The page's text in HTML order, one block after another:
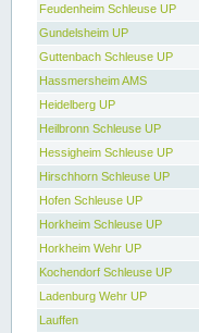
Feudenheim Schleuse UP
Gundelsheim UP
Guttenbach Schleuse UP
Hassmersheim AMS
Heidelberg UP
Heilbronn Schleuse UP
Hessigheim Schleuse UP
Hirschhorn Schleuse UP
Hofen Schleuse UP
Horkheim Schleuse UP
Horkheim Wehr UP
Kochendorf Schleuse UP
Ladenburg Wehr UP
Lauffen